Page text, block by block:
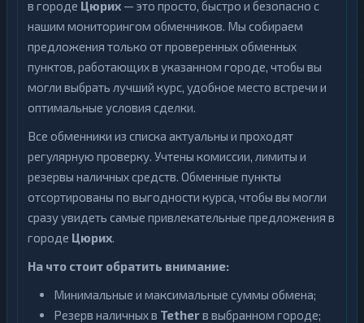
в городе Цюрих — это просто, быстро и безопасно с
нашим мониторингом обменников. Мы собираем
предложения только от проверенных обменных
пунктов, работающих в указанном городе, чтобы вы
могли выбрать лучший курс, удобное место встречи и
оптимальные условия сделки.
Все обменники из списка актуальны и проходят
регулярную проверку. Учтены комиссии, лимиты и
резервы наличных средств. Обменные пункты
отсортированы по выгодности курса, чтобы вы могли
сразу увидеть самые привлекательные предложения в
городе Цюрих.
На что стоит обратить внимание:
Минимальные и максимальные суммы обмена;
Резерв наличных в Tetherв выбранном городе;